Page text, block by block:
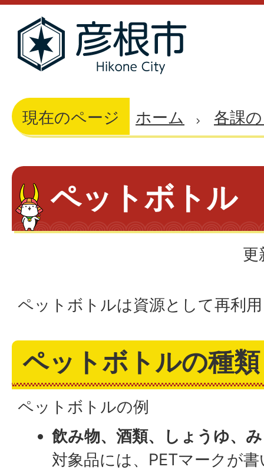
現在のページ ホーム 各課
ペットボトル
更
ペットボトルは資源として再利
ペットボトルの種類
ペットボトルの例
飲み物、酒類、しょうゆ、
対象品には、PETマークが